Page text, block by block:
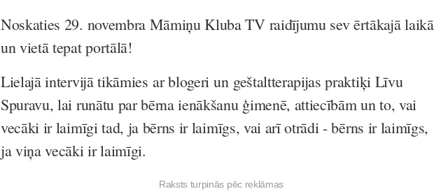
Noskaties 29. novembra Māmiņu Kluba TV raidījumu sev ērtākajā laikā
un vietā tepat portālā!
Lielajā intervijā tikāmies ar blogeri un geštaltterapijas praktiķi Līvu
Spuravu, lai runātu par bērna ienākšanu ģimenē, attiecībām un to, vai
vecāki ir laimīgi tad, ja bērns ir laimīgs, vai arī otrādi - bērns ir laimīgs,
ja viņa vecāki ir laimīgi.
Raksts turpinās pēc reklāmas